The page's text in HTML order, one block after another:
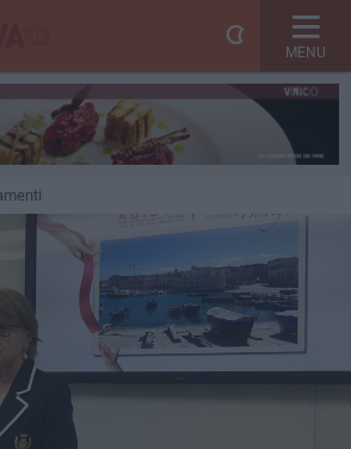
MENU